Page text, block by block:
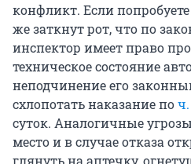
конфликт. Если
же заткнут рот, что по
инспектор имеет право
техническое состояние
неподчинение его
схлопотать наказание по
суток. Аналогичные
место и в случае отказа
глянуть на аптечку,